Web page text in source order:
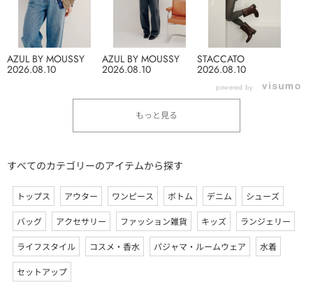
2026.08.10
AZUL BY MOUSSY
2026.08.10
AZUL BY MOUSSY
2026.08.10
STACCATO
powered by
もっと見る
すべてのカテゴリーのアイテムから探す
トップス アウター ワンピース ボトム デニム
シューズ
バッグ
アクセサリー ファッション雑貨 キッズ
ランジェリー
ライフスタイル
コスメ・香水 パジャマ・ルームウェア
水着
セットアップ